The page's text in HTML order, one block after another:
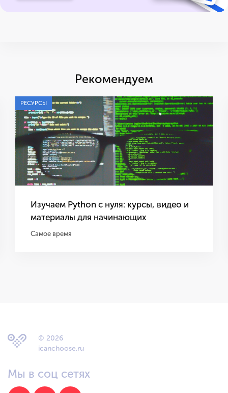
Рекомендуем
РЕСУРСЫ
Изучаем Python с нуля: курсы, видео и
материалы для начинающих
Самое время
© 2026
icanchoose.ru
Мы в соц сетях